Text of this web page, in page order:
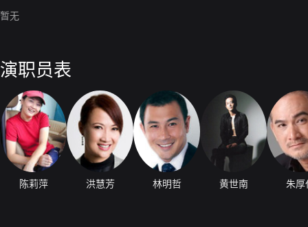
暂无
演职员表
陈莉萍 洪慧芳 林明哲 黄世南 朱厚